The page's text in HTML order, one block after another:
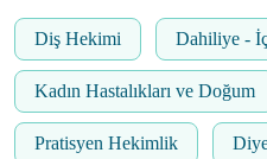
Diş Hekimi Dahiliye -
Kadın Hastalıkları ve Doğum
Pratisyen Hekimlik